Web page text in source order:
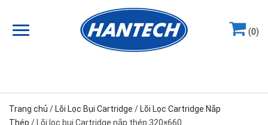
(0)
Trang chủ / Lõi Lọc Bụi Cartridge / Lõi Lọc Cartridge Nắp
Thép / Lõi lọc bụi Cartridge nắp thép 320×660